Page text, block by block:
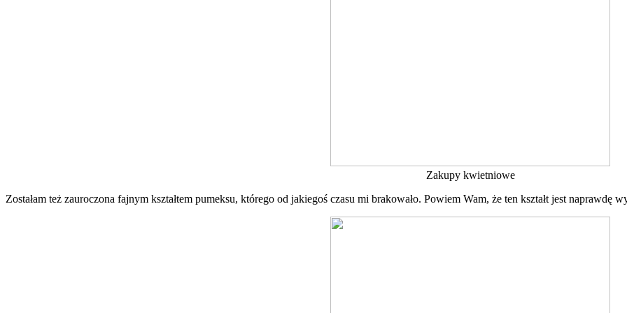
Zakupy kwietniowe
Zostałam też zauroczona fajnym kształtem pumeksu, którego od jakiegoś czasu mi brakowało. Powiem Wam, że ten kształt jest naprawdę